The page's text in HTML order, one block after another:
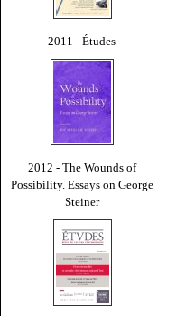
2011 - Études
2012 - The Wounds of
Possibility. Essays on George
Steiner